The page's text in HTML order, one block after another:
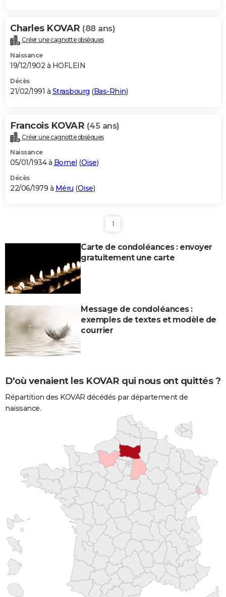
Charles KOVAR (88 ans)
Créer une cagnotte obsèques
Naissance
19/12/1902 à HOFLEIN
Décès
21/02/1991 à Strasbourg (Bas-Rhin)
Francois KOVAR (45 ans)
Créer une cagnotte obsèques
Naissance
05/01/1934 à Bornel (Oise)
Décès
22/06/1979 à Méru (Oise)
1
Carte de condoléances : envoyer
gratuitement une carte
Message de condoléances :
exemples de textes et modèle de
courrier
D'où venaient les KOVAR qui nous ont quittés ?
Répartition des KOVAR décédés par département de
naissance.